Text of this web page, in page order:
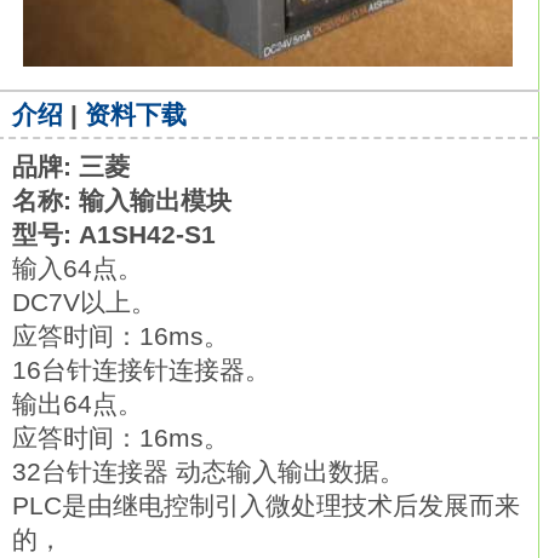
介绍 | 资料下载
品牌: 三菱
名称: 输入输出模块
型号: A1SH42-S1
输入64点。
DC7V以上。
应答时间：16ms。
16台针连接针连接器。
输出64点。
应答时间：16ms。
32台针连接器 动态输入输出数据。
PLC是由继电控制引入微处理技术后发展而来
的，